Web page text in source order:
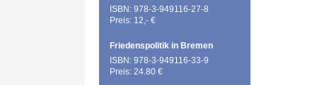
ISBN: 978-3-949116-27-8
Preis: 12,- €
Friedenspolitik in Bremen
ISBN: 978-3-949116-33-9
Preis: 24.80 €